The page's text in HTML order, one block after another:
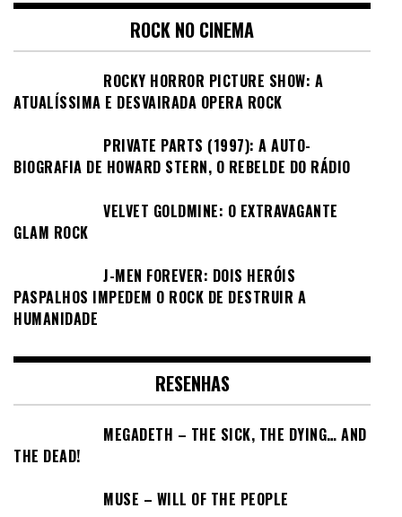
ROCK NO CINEMA
ROCKY HORROR PICTURE SHOW: A
ATUALÍSSIMA E DESVAIRADA OPERA ROCK
PRIVATE PARTS (1997): A AUTO-
BIOGRAFIA DE HOWARD STERN, O REBELDE DO RÁDIO
VELVET GOLDMINE: O EXTRAVAGANTE
GLAM ROCK
J-MEN FOREVER: DOIS HERÓIS
PASPALHOS IMPEDEM O ROCK DE DESTRUIR A
HUMANIDADE
RESENHAS
MEGADETH – THE SICK, THE DYING… AND
THE DEAD!
MUSE – WILL OF THE PEOPLE